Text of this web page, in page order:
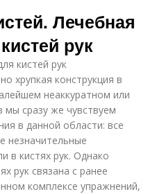
Лечебная
рук
кистей рук
хрупкая конструкция в
неаккуратном или
мы сразу же чувствуем
в данной области: все
незначительные
в кистях рук. Однако
рук связана с ранее
комплексе упражнений,